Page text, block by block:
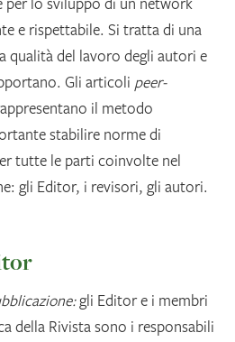
e rispettabile. Si tratta di una
qualità del lavoro degli autori e
Gli articoli peer-
il metodo
stabilire norme di
tutte le parti coinvolte nel
gli Editor, i revisori, gli autori.
gli Editor e i membri
della Rivista sono i responsabili